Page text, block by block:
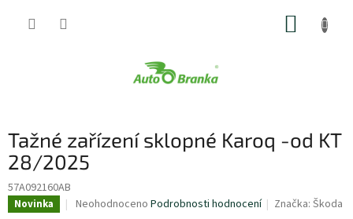
Tažné zařízení sklopné Karoq -od KT
28/2025
57A092160AB
Novinka
Průměrné
Neohodnoceno Podrobnosti hodnocení Značka:Škoda